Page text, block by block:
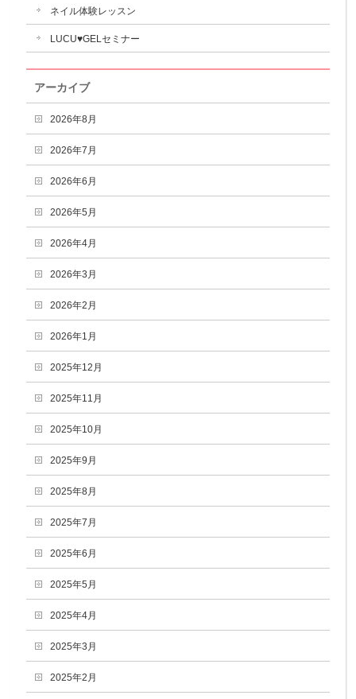
ネイル体験レッスン
LUCU♥GELセミナー
アーカイブ
2026年8月
2026年7月
2026年6月
2026年5月
2026年4月
2026年3月
2026年2月
2026年1月
2025年12月
2025年11月
2025年10月
2025年9月
2025年8月
2025年7月
2025年6月
2025年5月
2025年4月
2025年3月
2025年2月